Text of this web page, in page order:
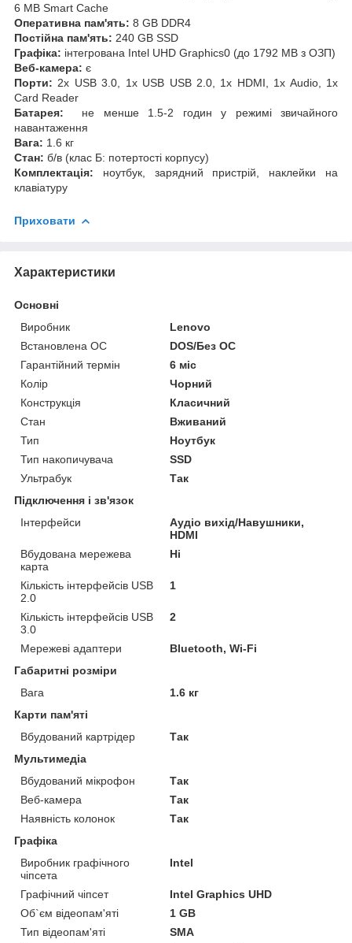
6 MB Smart Cache​​​​​​
Оперативна пам'ять: 8 GB DDR4
Постійна пам'ять: 240 GB SSD
Графіка: інтегрована Intel UHD Graphics0 (до 1792 MB з ОЗП)
Веб-камера: є
Порти: 2x USB 3.0, 1x USB USB 2.0, 1x HDMI, 1x Audio, 1x
Card Reader
Батарея: не менше 1.5-2 годин у режимі звичайного
навантаження
Вага: 1.6 кг
Стан: б/в (клас Б: потертості корпусу)
Комплектація: ноутбук, зарядний пристрій, наклейки на
клавіатуру
Приховати
Характеристики
Основні
Виробник
Lenovo
Встановлена ОС
DOS/Без ОС
Гарантійний термін
6 міс
Колір
Чорний
Конструкція
Класичний
Стан
Вживаний
Тип
Ноутбук
Тип накопичувача
SSD
Ультрабук
Так
Підключення і зв'язок
Інтерфейси
Аудіо вихід/Навушники,
HDMI
Вбудована мережева
карта
Ні
Кількість інтерфейсів USB
2.0
1
Кількість інтерфейсів USB
3.0
2
Мережеві адаптери
Bluetooth, Wi-Fi
Габаритні розміри
Вага
1.6 кг
Карти пам'яті
Вбудований картрідер
Так
Мультимедіа
Вбудований мікрофон
Так
Веб-камера
Так
Наявність колонок
Так
Графіка
Виробник графічного
чіпсета
Intel
Графічний чіпсет
Intel Graphics UHD
Об`єм відеопам'яті
1 GB
Тип відеопам'яті
SMA